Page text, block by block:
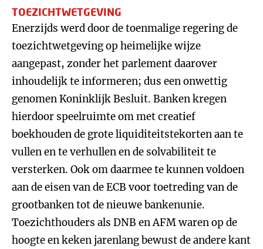
TOEZICHTWETGEVING
Enerzijds werd door de toenmalige regering de
toezichtwetgeving op heimelijke wijze
aangepast, zonder het parlement daarover
inhoudelijk te informeren; dus een onwettig
genomen Koninklijk Besluit. Banken kregen
hierdoor speelruimte om met creatief
boekhouden de grote liquiditeitstekorten aan te
vullen en te verhullen en de solvabiliteit te
versterken. Ook om daarmee te kunnen voldoen
aan de eisen van de ECB voor toetreding van de
grootbanken tot de nieuwe bankenunie.
Toezichthouders als DNB en AFM waren op de
hoogte en keken jarenlang bewust de andere kant